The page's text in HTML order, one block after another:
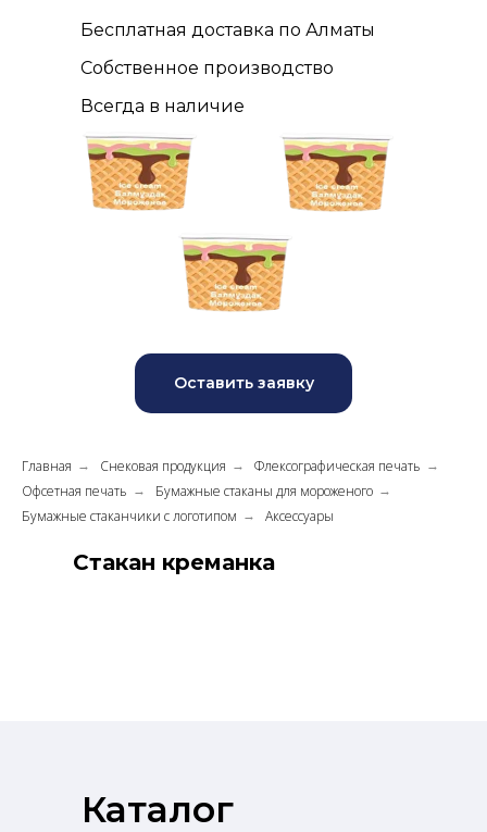
Бесплатная доставка по Алматы
Собственное производство
Всегда в наличие
Оставить заявку
Главная → Снековая продукция → Флексографическая печать →
Офсетная печать → Бумажные стаканы для мороженого →
Бумажные стаканчики с логотипом → Аксессуары
Стакан креманка
Каталог